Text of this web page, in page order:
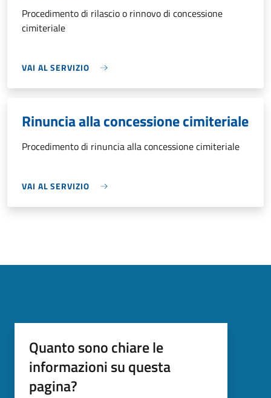
Procedimento di rilascio o rinnovo di concessione
cimiteriale
VAI AL SERVIZIO
Rinuncia alla concessione cimiteriale
Procedimento di rinuncia alla concessione cimiteriale
VAI AL SERVIZIO
Quanto sono chiare le
informazioni su questa
pagina?